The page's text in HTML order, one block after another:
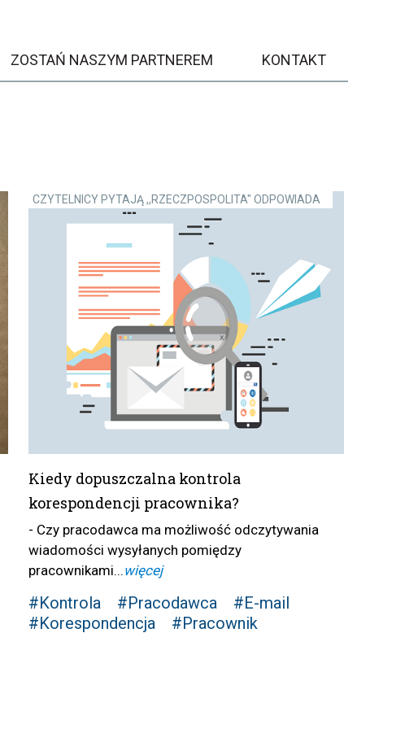
ZOSTAŃ NASZYM PARTNEREM KONTAKT
CZYTELNICY PYTAJĄ ,,RZECZPOSPOLITA" ODPOWIADA
Kiedy dopuszczalna kontrola
korespondencji pracownika?
- Czy pracodawca ma możliwość odczytywania
wiadomości wysyłanych pomiędzy
pracownikami...więcej
#Kontrola #Pracodawca
#E-mail
#Korespondencja
#Pracownik